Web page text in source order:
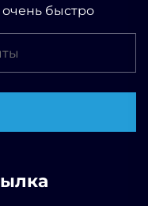
быстро